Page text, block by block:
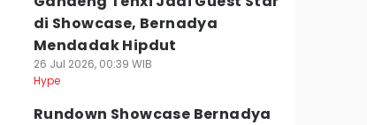
di Showcase, Bernadya
Mendadak Hipdut
26 Jul 2026, 00:39 WIB
Hype
Rundown Showcase Bernadya